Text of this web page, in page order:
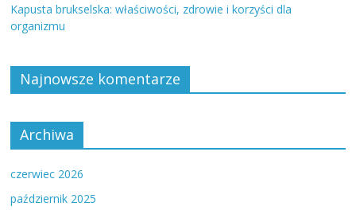
Kapusta brukselska: właściwości, zdrowie i korzyści dla
organizmu
Najnowsze komentarze
Archiwa
czerwiec 2026
październik 2025